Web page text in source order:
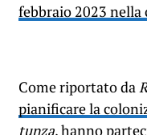
febbraio 2023 nella
Come riportato da
pianificare la
tunza, hanno